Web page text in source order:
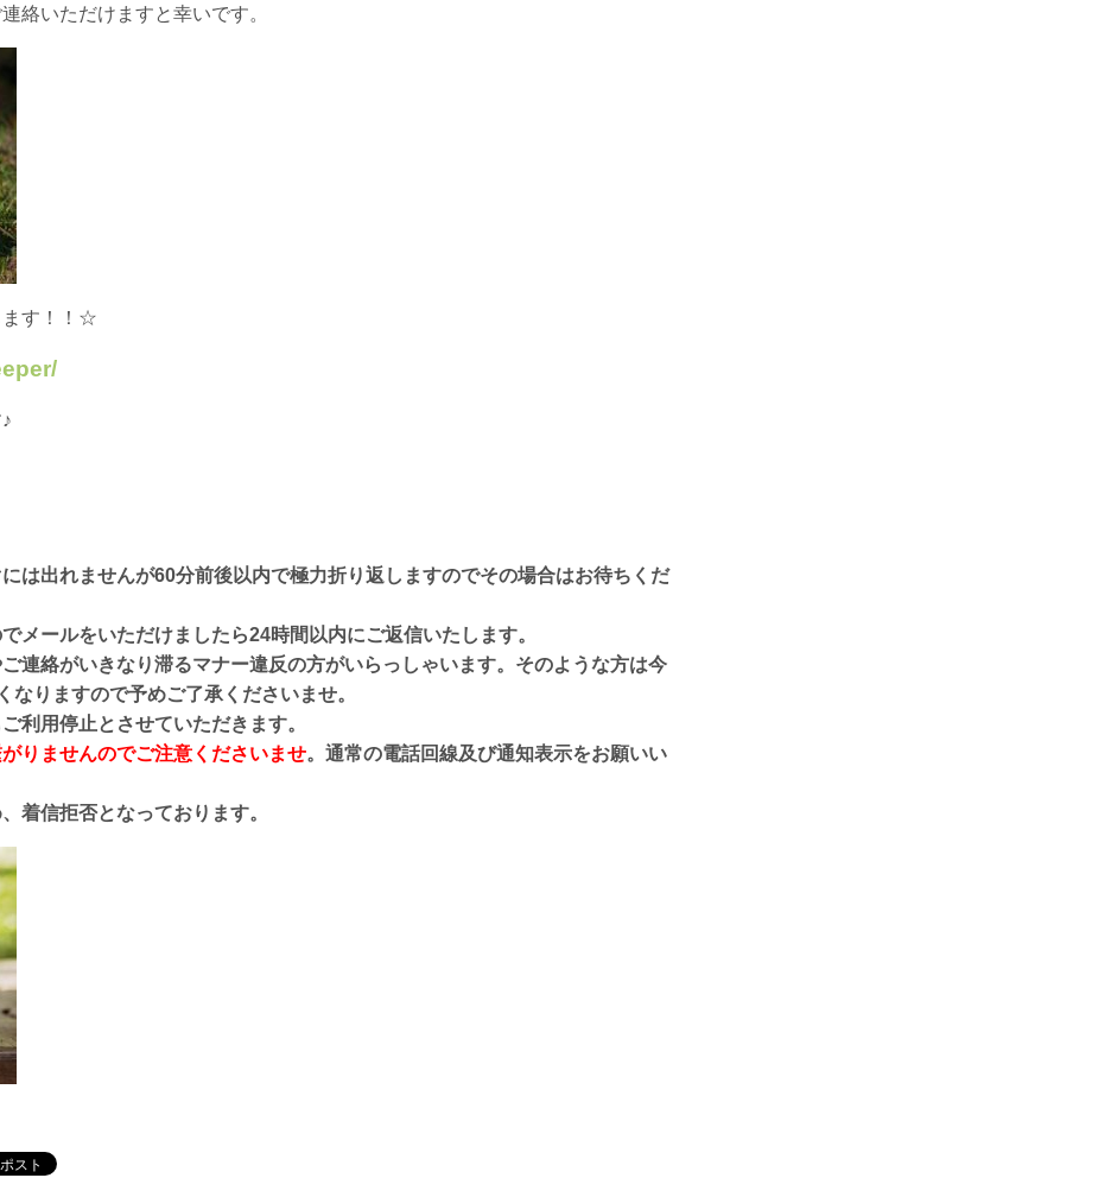
絡いただけますと幸いです。
ます！！☆
は出れませんが60分前後以内で極力折り返しますのでその場合はお待ちくだ
メールをいただけましたら24時間以内にご返信いたします。
連絡がいきなり滞るマナー違反の方がいらっしゃいます。そのような方は今
りますので予めご了承くださいませ。
利用停止とさせていただきます。
りませんのでご注意くださいませ。通常の電話回線及び通知表示をお願いい
着信拒否となっております。